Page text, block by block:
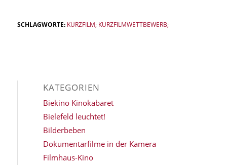
SCHLAGWORTE: KURZFILM; KURZFILMWETTBEWERB;
KATEGORIEN
Biekino Kinokabaret
Bielefeld leuchtet!
Bilderbeben
Dokumentarfilme in der Kamera
Filmhaus-Kino